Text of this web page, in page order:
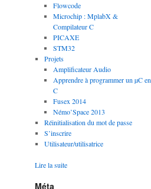
Flowcode
Microchip : MplabX &
Compilateur C
PICAXE
STM32
Projets
Amplificateur Audio
Apprendre à programmer un µC en
C
Fusex 2014
Némo’Space 2013
Réinitialisation du mot de passe
S’inscrire
Utilisateur/utilisatrice
Lire la suite:
Méta